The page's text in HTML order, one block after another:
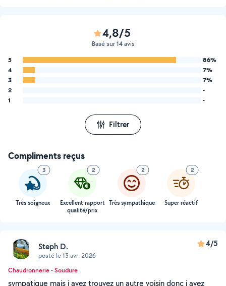
4,8/5
Basé sur 14 avis
5
86%
4
7%
3
7%
2
-
1
-
Filtrer
Compliments reçus
3
Très soigneux
2
Excellent rapport
qualité/prix
2
Très sympathique
2
Super réactif
Steph D.
posté le 13 avr. 2026
4/5
Chaudronnerie - Soudure
sympatique mais j avez trouvez un autre voisin donc j avez